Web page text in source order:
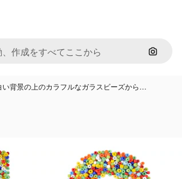
画像で
い背景の上のカラフルなガラスビーズから…